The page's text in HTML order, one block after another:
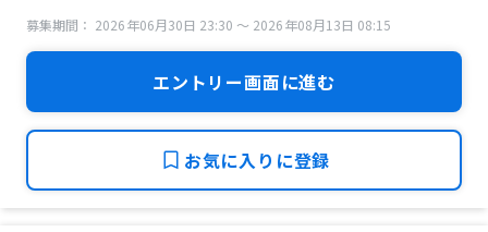
募集期間： 2026年06月30日 23:30 〜 2026年08月13日 08:15
エントリー画面に進む
お気に入りに登録